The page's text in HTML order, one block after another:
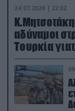
24.07.2026 | 22:02
αδύναμοι
Τουρκία
(βίντεο)